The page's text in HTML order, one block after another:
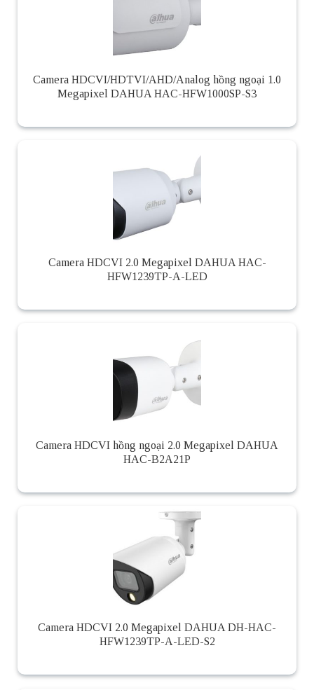
Camera HDCVI/HDTVI/AHD/Analog hồng ngoại 1.0
Megapixel DAHUA HAC-HFW1000SP-S3
Camera HDCVI 2.0 Megapixel DAHUA HAC-
HFW1239TP-A-LED
Camera HDCVI hồng ngoại 2.0 Megapixel DAHUA
HAC-B2A21P
Camera HDCVI 2.0 Megapixel DAHUA DH-HAC-
HFW1239TP-A-LED-S2